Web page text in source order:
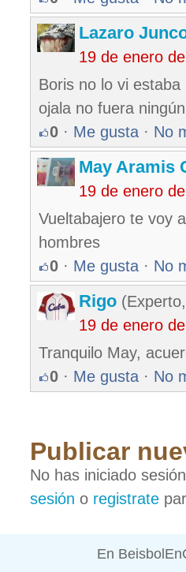
Lazaro
19 de enero
Boris no lo vi
ojala no fuera
0 · Me gusta · No
May Aramis
19 de enero
Vueltabajero te voy
hombres
0 · Me gusta · No
Rigo
19 de enero
Tranquilo May,
0 · Me gusta · No
Publicar
No has iniciado
sesión o registrate
En